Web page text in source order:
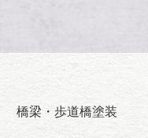
橋梁・歩道橋塗装